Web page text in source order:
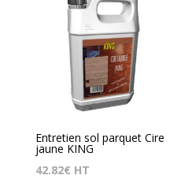
Entretien sol parquet Cire
jaune KING
42.82€ HT